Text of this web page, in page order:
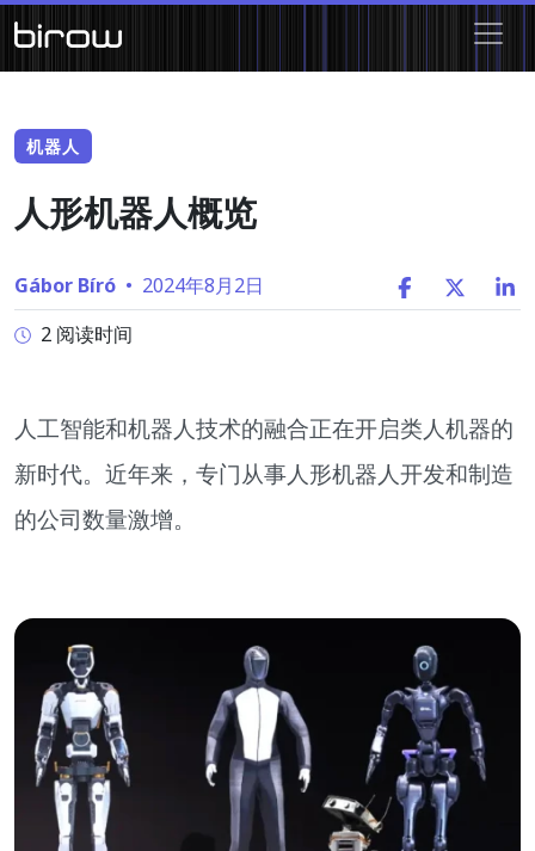
机器人
人形机器人概览
Gábor Bíró • 2024年8月2日
2 阅读时间
人工智能和机器人技术的融合正在开启类人机器的
新时代。近年来，专门从事人形机器人开发和制造
的公司数量激增。